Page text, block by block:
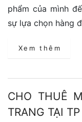
phẩm của mình
sự lựa chọn hàng
Xem thêm
CHO THUÊ
TRANG TẠI